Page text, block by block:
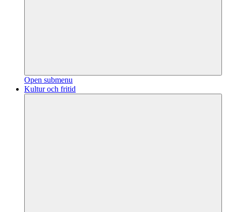
Open submenu
Kultur och fritid